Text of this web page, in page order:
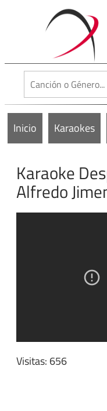
Inicio Karaokes
Karaoke
Alfredo
Visitas: 656